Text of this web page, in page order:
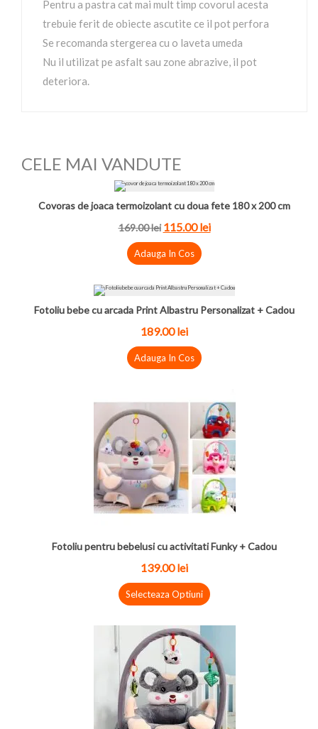
Pentru a pastra cat mai mult timp covorul acesta
trebuie ferit de obiecte ascutite ce il pot perfora
Se recomanda stergerea cu o laveta umeda
Nu il utilizat pe asfalt sau zone abrazive, il pot
deteriora.
CELE MAI VANDUTE
Covoras de joaca termoizolant cu doua fete 180 x 200 cm
169.00 lei 115.00 lei
Adauga In Cos
Fotoliu bebe cu arcada Print Albastru Personalizat + Cadou
189.00 lei
Adauga In Cos
Fotoliu pentru bebelusi cu activitati Funky + Cadou
139.00 lei
Selecteaza Optiuni